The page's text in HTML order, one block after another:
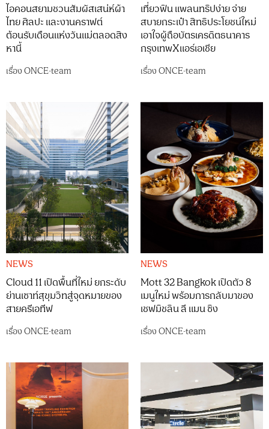
ไอคอนสยามชวนสัมผัสเสน่ห์ผ้า
ไทย ศิลปะ และงานคราฟต์
ต้อนรับเดือนแห่งวันแม่ตลอดสิง
หานี้
เรื่องONCE-team
เที่ยวฟิน แพลนทริปง่าย จ่าย
สบายกระเป๋า สิทธิประโยชน์ใหม่
เอาใจผู้ถือบัตรเครดิตธนาคาร
กรุงเทพXแอร์เอเชีย
เรื่องONCE-team
NEWS
Cloud 11 เปิดพื้นที่ใหม่ ยกระดับ
ย่านเซาท์สุขุมวิทสู่จุดหมายของ
สายครีเอทีฟ
เรื่องONCE-team
NEWS
Mott 32 Bangkok เปิดตัว 8
เมนูใหม่ พร้อมการกลับมาของ
เชฟมิชลิน ลี แมน ซิง
เรื่องONCE-team